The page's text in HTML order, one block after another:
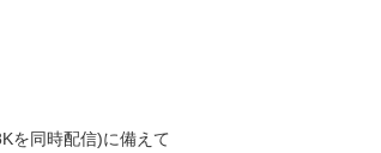
を同時配信)に備えて